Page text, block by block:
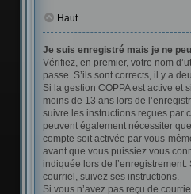
Haut
Je suis enregistré mais je ne
Vérifiez, en premier, votre nom
passe. S’ils sont corrects, il y a
Si la gestion COPPA est active et
moins de 13 ans lors de
suivre les instructions reçues par
peuvent également nécessiter
compte soit activée par vous-
avant que vous puissiez vous
indiquée lors de l’enregistrement.
courriel, suivez ses instructions.
Si vous n’avez pas reçu de